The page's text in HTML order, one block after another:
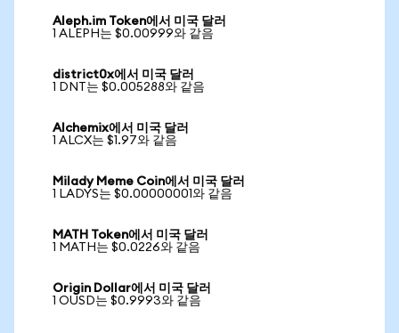
Aleph.im Token에서 미국 달러
1 ALEPH는 $0.00999와 같음
district0x에서 미국 달러
1 DNT는 $0.005288와 같음
Alchemix에서 미국 달러
1 ALCX는 $1.97와 같음
Milady Meme Coin에서 미국 달러
1 LADYS는 $0.00000001와 같음
MATH Token에서 미국 달러
1 MATH는 $0.0226와 같음
Origin Dollar에서 미국 달러
1 OUSD는 $0.9993와 같음